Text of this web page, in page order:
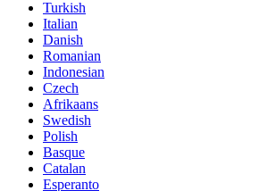
Turkish
Italian
Danish
Romanian
Indonesian
Czech
Afrikaans
Swedish
Polish
Basque
Catalan
Esperanto